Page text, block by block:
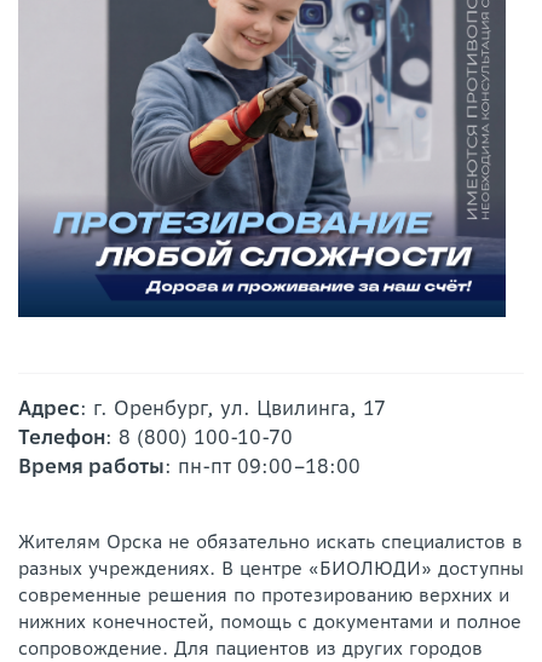
Адрес: г. Оренбург, ул. Цвилинга, 17
Телефон: 8 (800) 100-10-70
Время работы: пн-пт 09:00–18:00
Жителям Орска не обязательно искать специалистов в
разных учреждениях. В центре «БИОЛЮДИ» доступны
современные решения по протезированию верхних и
нижних конечностей, помощь с документами и полное
сопровождение. Для пациентов из других городов